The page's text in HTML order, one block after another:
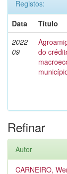
Registos:
Data
Título
2022-
09
do
Refinar
Autor
CARNEIRO,